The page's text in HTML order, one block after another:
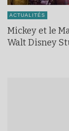
ACTUALITÉS
Mickey et le
Walt Disney